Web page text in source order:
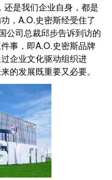
是我们企业自身，都是
，A.O.史密斯经受住了
公司总裁邱步告诉到访的
事，即A.O.史密斯品牌
企业文化驱动组织进
的发展既重要又必要。